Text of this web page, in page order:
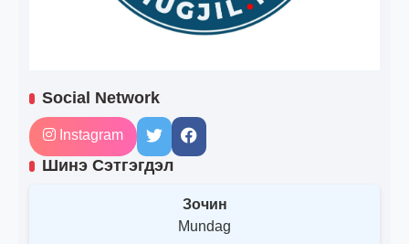
Social Network
Instagram
Шинэ Сэтгэгдэл
Зочин
Mundag